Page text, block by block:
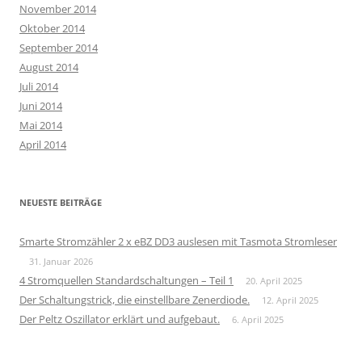
November 2014
Oktober 2014
September 2014
August 2014
Juli 2014
Juni 2014
Mai 2014
April 2014
NEUESTE BEITRÄGE
Smarte Stromzähler 2 x eBZ DD3 auslesen mit Tasmota Stromleser
31. Januar 2026
4 Stromquellen Standardschaltungen – Teil 1 20. April 2025
Der Schaltungstrick, die einstellbare Zenerdiode. 12. April 2025
Der Peltz Oszillator erklärt und aufgebaut. 6. April 2025